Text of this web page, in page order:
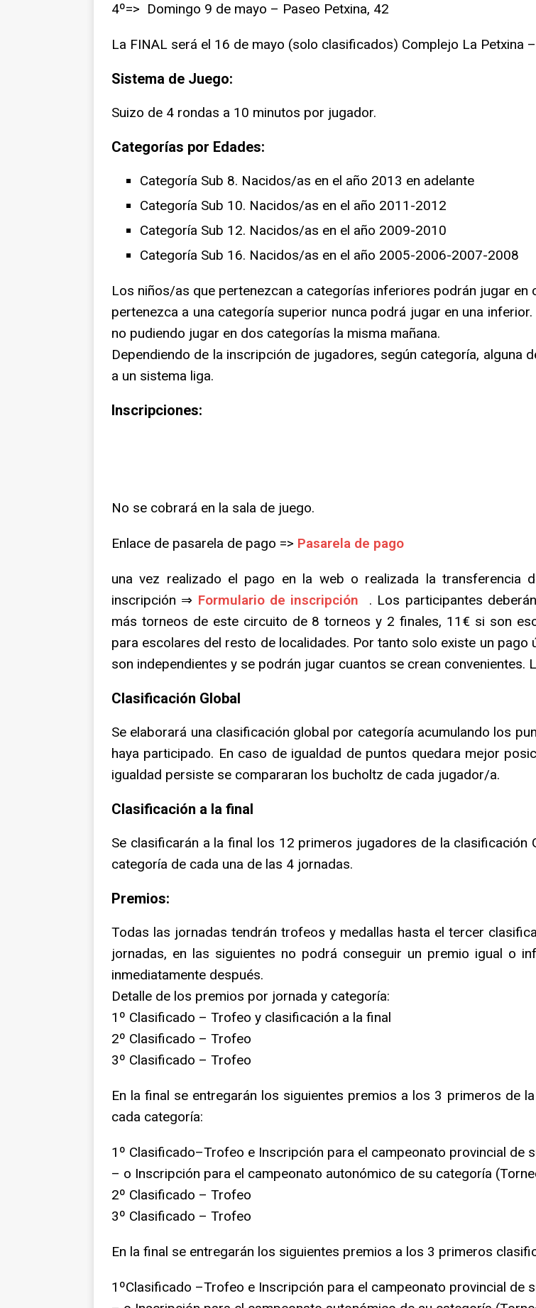
4º=> Domingo 9 de mayo – Paseo Petxina, 42
La FINAL será el 16 de mayo (solo clasificados) Complejo La Petxina
Sistema de Juego:
Suizo de 4 rondas a 10 minutos por jugador.
Categorías por Edades:
Categoría Sub 8. Nacidos/as en el año 2013 en adelante
Categoría Sub 10. Nacidos/as en el año 2011-2012
Categoría Sub 12. Nacidos/as en el año 2009-2010
Categoría Sub 16. Nacidos/as en el año 2005-2006-2007-2008
Los niños/as que pertenezcan a categorías inferiores podrán jugar
pertenezca a una categoría superior nunca podrá jugar en una
no pudiendo jugar en dos categorías la misma mañana.
Dependiendo de la inscripción de jugadores, según categoría, alguna
a un sistema liga.
Inscripciones:
No se cobrará en la sala de juego.
Enlace de pasarela de pago => Pasarela de pago
una vez realizado el pago en la web o realizada la transferencia
inscripción ⇒ Formulario de inscripción . Los participantes
más torneos de este circuito de 8 torneos y 2 finales, 11€ si son
para escolares del resto de localidades. Por tanto solo existe un
son independientes y se podrán jugar cuantos se crean convenientes.
Clasificación Global
Se elaborará una clasificación global por categoría acumulando los
haya participado. En caso de igualdad de puntos quedara mejor
igualdad persiste se compararan los bucholtz de cada jugador/a.
Clasificación a la final
Se clasificarán a la final los 12 primeros jugadores de la
categoría de cada una de las 4 jornadas.
Premios:
Todas las jornadas tendrán trofeos y medallas hasta el tercer
jornadas, en las siguientes no podrá conseguir un premio igual o
inmediatamente después.
Detalle de los premios por jornada y categoría:
1º Clasificado – Trofeo y clasificación a la final
2º Clasificado – Trofeo
3º Clasificado – Trofeo
En la final se entregarán los siguientes premios a los 3 primeros de
cada categoría:
1º Clasificado–Trofeo e Inscripción para el campeonato provincial de
– o Inscripción para el campeonato autonómico de su categoría
2º Clasificado – Trofeo
3º Clasificado – Trofeo
En la final se entregarán los siguientes premios a los 3 primeros
1ºClasificado –Trofeo e Inscripción para el campeonato provincial de